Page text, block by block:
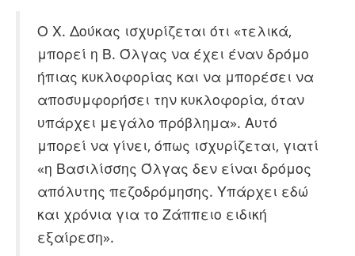
Ο Χ. Δούκας ισχυρίζεται ότι «τελικά,
μπορεί η Β. Όλγας να έχει έναν δρόμο
ήπιας κυκλοφορίας και να μπορέσει να
αποσυμφορήσει την κυκλοφορία, όταν
υπάρχει μεγάλο πρόβλημα». Αυτό
μπορεί να γίνει, όπως ισχυρίζεται, γιατί
«η Βασιλίσσης Όλγας δεν είναι δρόμος
απόλυτης πεζοδρόμησης. Υπάρχει εδώ
και χρόνια για το Ζάππειο ειδική
εξαίρεση».